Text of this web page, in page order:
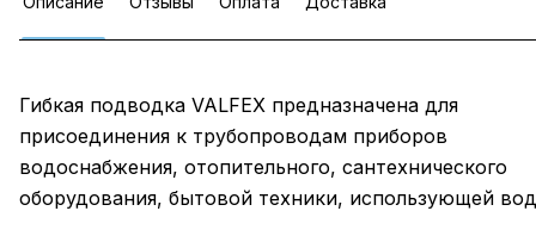
Гибкая подводка VALFEX предназначена для
присоединения к трубопроводам приборов
водоснабжения, отопительного, сантехнического
оборудования, бытовой техники, использующей